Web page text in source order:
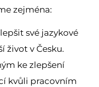
zejména:
své jazykové
život v Česku.
ke zlepšení
kvůli pracovním